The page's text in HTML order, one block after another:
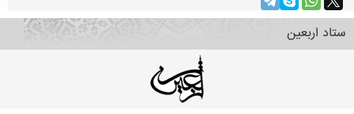
ستاد اربعین